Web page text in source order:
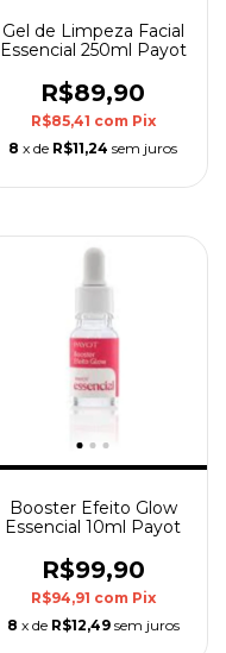
Gel de Limpeza Facial
Essencial 250ml Payot
R$89,90
R$85,41 com Pix
8 x de R$11,24 sem juros
Booster Efeito Glow
Essencial 10ml Payot
R$99,90
R$94,91 com Pix
8 x de R$12,49 sem juros